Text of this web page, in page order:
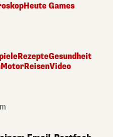
Heute Games
RezepteGesundheit
MotorReisenVideo